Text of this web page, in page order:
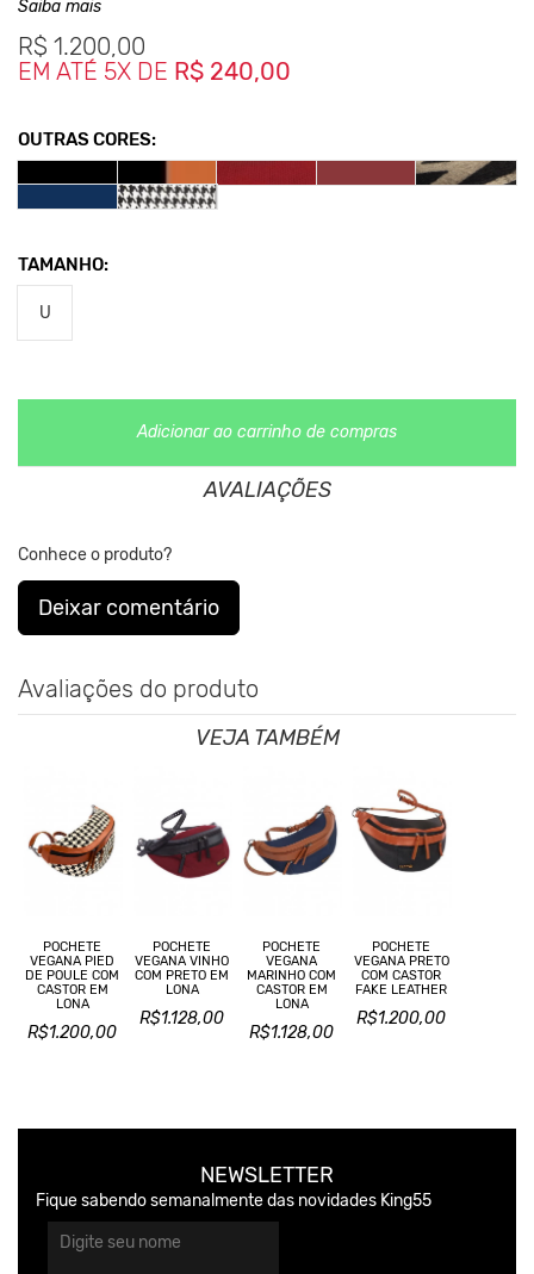
possui um bolso interno e um externo com dois cursores.
Pratica e estilosa, funciona bem como uma Mochila, com um lindo
Design, sendo excelente para atividades ao ar livre.
Comprimento: 23cm / Largura: 46cm
Clique aqui
acessório.
DNA da marca desde sua fundação.
Saiba mais
R$ 1.200,00
EM ATÉ 5X DE R$ 240,00
OUTRAS CORES:
TAMANHO:
U
Adicionar ao carrinho de compras
AVALIAÇÕES
Conhece o produto?
Deixar comentário
Avaliações do produto
VEJA TAMBÉM
POCHETE
VEGANA PIED
DE POULE COM
CASTOR EM
LONA
R$1.200,00
POCHETE
VEGANA VINHO
COM PRETO EM
LONA
R$1.128,00
POCHETE
VEGANA
MARINHO COM
CASTOR EM
LONA
R$1.128,00
POCHETE
VEGANA PRETO
COM CASTOR
FAKE LEATHER
R$1.200,00
NEWSLETTER
Fique sabendo semanalmente das novidades King55